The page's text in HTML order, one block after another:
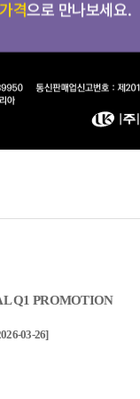
Q1 PROMOTION
03-26]